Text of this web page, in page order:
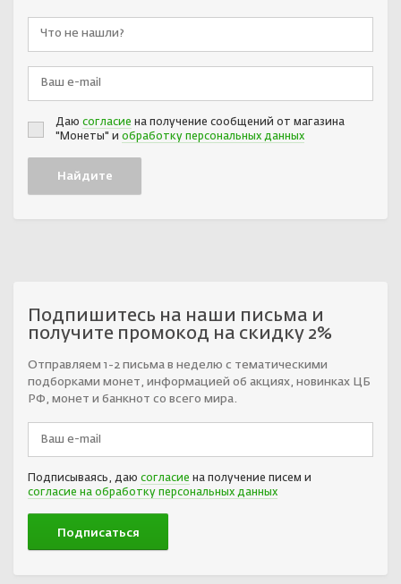
Даю согласие на получение сообщений от магазина
"Монеты" и обработку персональных данных
Подпишитесь на наши письма и
получите промокод на скидку 2%
Отправляем 1-2 письма в неделю с тематическими
подборками монет, информацией об акциях, новинках ЦБ
РФ, монет и банкнот со всего мира.
Подписываясь, даю согласие на получение писем и
согласие на обработку персональных данных